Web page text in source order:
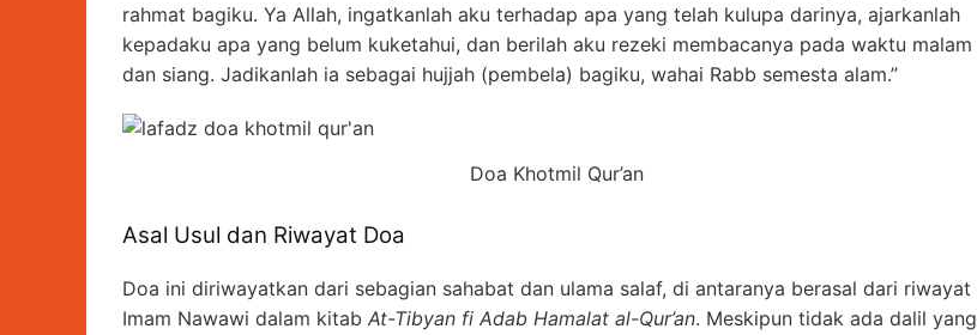
rahmat bagiku. Ya Allah, ingatkanlah aku terhadap apa yang telah kulupa darinya, ajarkanlah
kepadaku apa yang belum kuketahui, dan berilah aku rezeki membacanya pada waktu malam
dan siang. Jadikanlah ia sebagai hujjah (pembela) bagiku, wahai Rabb semesta alam.”
Doa Khotmil Qur’an
Asal Usul dan Riwayat Doa
Doa ini diriwayatkan dari sebagian sahabat dan ulama salaf, di antaranya berasal dari riwayat
Imam Nawawi dalam kitab At-Tibyan fi Adab Hamalat al-Qur’an. Meskipun tidak ada dalil yang